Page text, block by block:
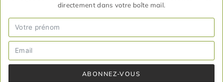
directement dans votre boîte mail.
ABONNEZ-VOUS